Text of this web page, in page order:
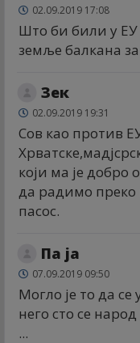
02.09.2019 17:08
Што би били у
земље балкана
Зек
02.09.2019 19:31
Сов као против
који ма је добро
да радимо преко
пасос.
Па ја
07.09.2019 09:50
Могло је то да се
него сто се
...